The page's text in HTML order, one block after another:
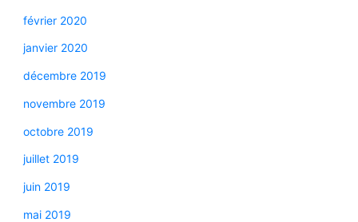
février 2020
janvier 2020
décembre 2019
novembre 2019
octobre 2019
juillet 2019
juin 2019
mai 2019